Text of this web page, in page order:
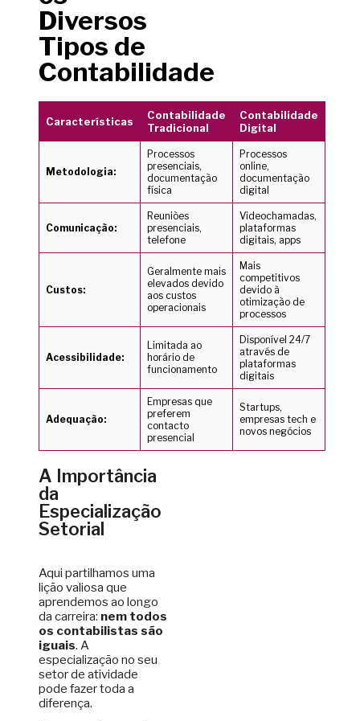
Diversos
Tipos de
Contabilidade
Características
Contabilidade
Tradicional
Contabilidade
Digital
Metodologia:
Processos
presenciais,
documentação
física
Processos
online,
documentação
digital
Comunicação:
Reuniões
presenciais,
telefone
Videochamadas,
plataformas
digitais, apps
Custos:
Geralmente mais
elevados devido
aos custos
operacionais
Mais
competitivos
devido à
otimização de
processos
Acessibilidade:
Limitada ao
horário de
funcionamento
Disponível 24/7
através de
plataformas
digitais
Adequação:
Empresas que
preferem
contacto
presencial
Startups,
empresas tech e
novos negócios
A Importância
da
Especialização
Setorial
Aqui partilhamos uma
lição valiosa que
aprendemos ao longo
da carreira: nem todos
os contabilistas são
iguais. A
especialização no seu
setor de atividade
pode fazer toda a
diferença.